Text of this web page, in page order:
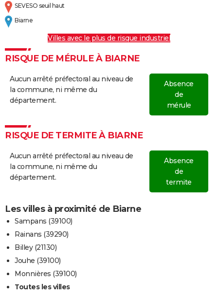
SEVESO seuil haut
Biarne
Villes avec le plus de risque industriel
RISQUE DE MÉRULE À BIARNE
Aucun arrêté préfectoral au niveau de
la commune, ni même du
département.
Absence
de
mérule
RISQUE DE TERMITE À BIARNE
Aucun arrêté préfectoral au niveau de
la commune, ni même du
département.
Absence
de
termite
Les villes à proximité de Biarne
Sampans (39100)
Rainans (39290)
Billey (21130)
Jouhe (39100)
Monnières (39100)
Toutes les villes